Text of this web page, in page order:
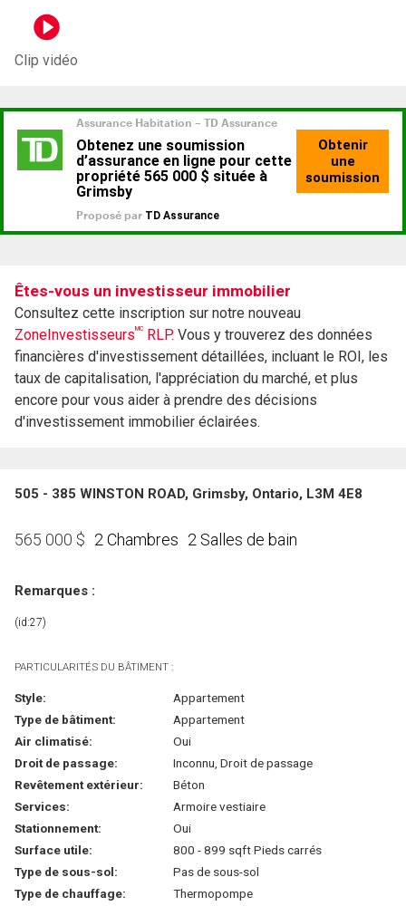
Clip vidéo
Êtes-vous un investisseur immobilier
Consultez cette inscription sur notre nouveau
ZoneInvestisseursMC RLP. Vous y trouverez des données
financières d'investissement détaillées, incluant le ROI, les
taux de capitalisation, l'appréciation du marché, et plus
encore pour vous aider à prendre des décisions
d'investissement immobilier éclairées.
505 - 385 WINSTON ROAD, Grimsby, Ontario, L3M 4E8
565 000 $ 2 Chambres 2 Salles de bain
Remarques :
(id:27)
PARTICULARITÉS DU BÂTIMENT :
Style:
Appartement
Type de bâtiment:
Appartement
Air climatisé:
Oui
Droit de passage:
Inconnu, Droit de passage
Revêtement extérieur:
Béton
Services:
Armoire vestiaire
Stationnement:
Oui
Surface utile:
800 - 899 sqft Pieds carrés
Type de sous-sol:
Pas de sous-sol
Type de chauffage:
Thermopompe